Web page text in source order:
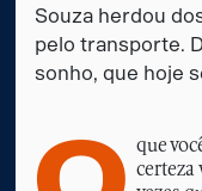
Souza herdou
pelo transporte.
sonho, que hoje
que
certeza